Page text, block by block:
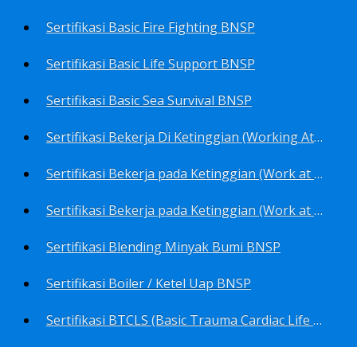
Sertifikasi Basic Fire Fighting BNSP
Sertifikasi Basic Life Support BNSP
Sertifikasi Basic Sea Survival BNSP
Sertifikasi Bekerja Di Ketinggian (Working At Height) BNSP
Sertifikasi Bekerja pada Ketinggian (Work at Height)-Competency person (TKPK-TK3) BNSP
Sertifikasi Bekerja pada Ketinggian (Work at Height)-Pekerja/Standby Person (TKBT-TK2) BNSP
Sertifikasi Blending Minyak Bumi BNSP
Sertifikasi Boiler / Ketel Uap BNSP
Sertifikasi BTCLS (Basic Trauma Cardiac Life Support) BNSP